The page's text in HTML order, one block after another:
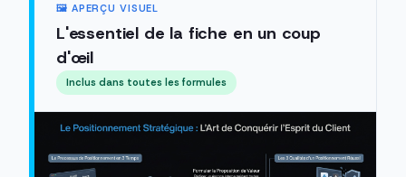
🖼️ APERÇU VISUEL
L'essentiel de la fiche en un coup
d'œil
Inclus dans toutes les formules